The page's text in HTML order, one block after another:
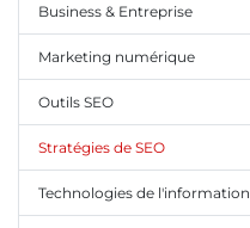
Business & Entreprise
Marketing numérique
Outils SEO
Stratégies de SEO
Technologies de l'information